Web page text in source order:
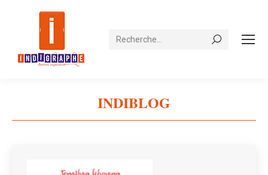
Recherche
INDIBLOG
Vous êtes ici :